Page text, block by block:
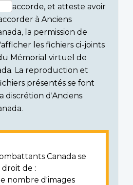
accorde, et atteste avoir
à Anciens
la permission de
les fichiers ci-joints
Mémorial virtuel de
La reproduction et
présentés se font
discrétion d'Anciens
Canada se
de :
nombre d'images